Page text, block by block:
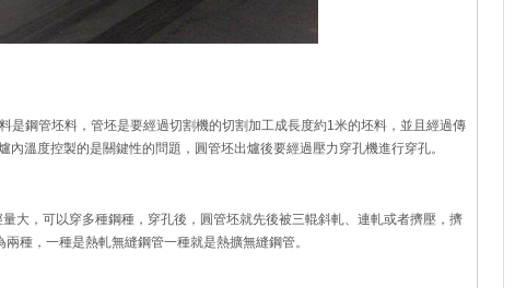
鋼管坯料，管坯是要經過切割機的切割加工成長度約1米的坯料，並且經過傳
溫度控製的是關鍵性的問題，圓管坯出爐後要經過壓力穿孔機進行穿孔。
大，可以穿多種鋼種，穿孔後，圓管坯就先後被三輥斜軋、連軋或者擠壓，擠
種，一種是熱軋無縫鋼管一種就是熱擴無縫鋼管。